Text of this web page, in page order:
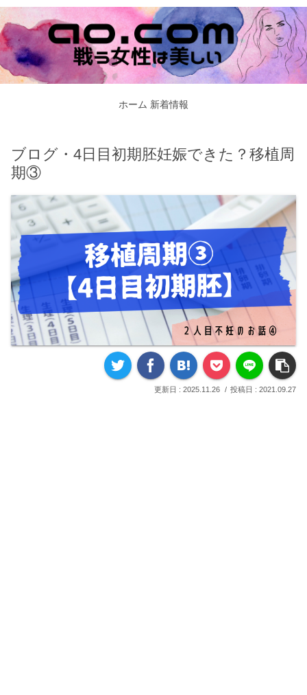
ホーム 新着情報
ブログ・4日目初期胚妊娠できた？移植周
期③
2025.11.26 2021.09.27